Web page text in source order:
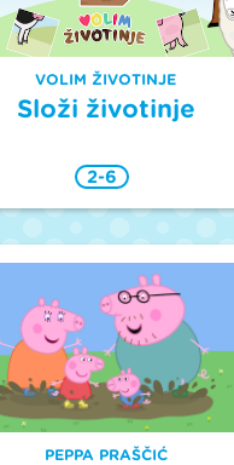
VOLIM ŽIVOTINJE
Složi životinje
2-6
PEPPA PRAŠČIĆ